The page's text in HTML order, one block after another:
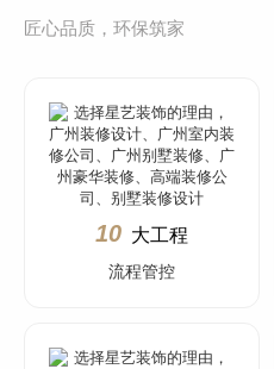
匠心品质，环保筑家
10 大工程
流程管控